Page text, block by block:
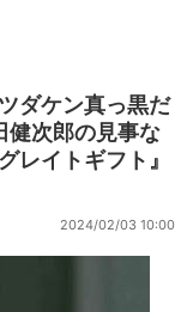
ダケン真っ黒だ
次郎の見事な
レイトギフト』
2024/02/03 10:00